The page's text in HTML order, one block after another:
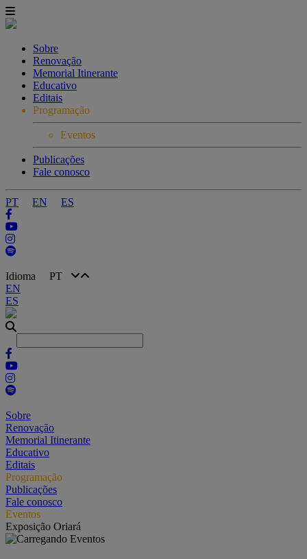
Sobre
Renovação
Memorial Itinerante
Educativo
Editais
Programação
Eventos
Publicações
Fale conosco
PT EN ES
Idioma PT
EN
ES
Sobre
Renovação
Memorial Itinerante
Educativo
Editais
Programação
Publicações
Fale conosco
Eventos
Exposição Oriará